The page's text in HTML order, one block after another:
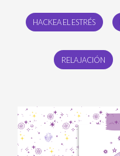
HACKEA EL ESTRÉS
RELAJACIÓN